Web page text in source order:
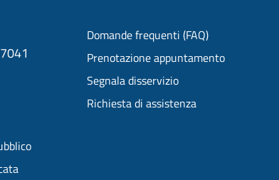
Domande frequenti (FAQ)
Prenotazione appuntamento
Segnala disservizio
Richiesta di assistenza